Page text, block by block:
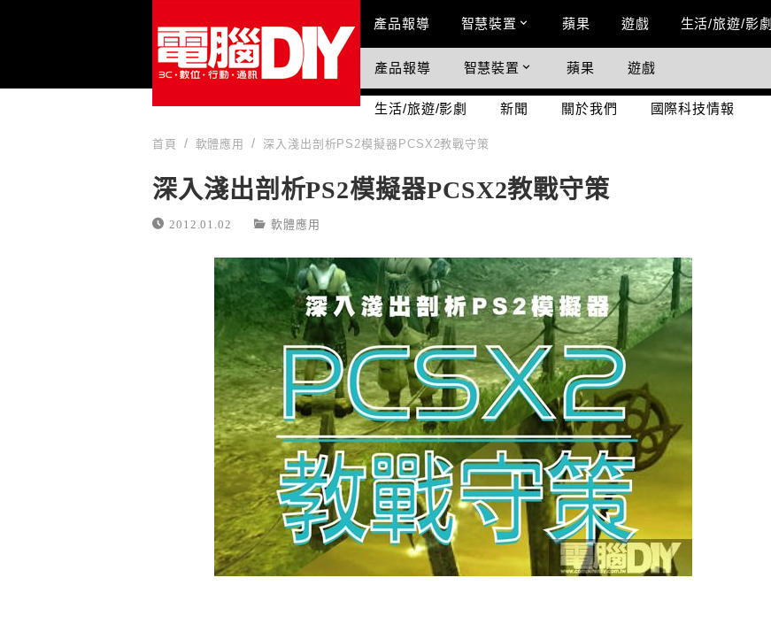
Main Menu
產品報導 智慧裝置 蘋果 遊戲 生活/旅遊/影劇
國際科技情報
產品報導 智慧裝置 蘋果 遊戲
生活/旅遊/影劇 新聞 關於我們 國際科技情報
首頁 軟體應用 深入淺出剖析PS2模擬器PCSX2教戰守策
深入淺出剖析PS2模擬器PCSX2教戰守策
2012.01.02 軟體應用